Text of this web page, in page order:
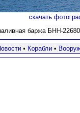
скачать
баржа БНН-
• Корабли•